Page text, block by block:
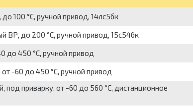
100 °С, ручной привод, 14лс5бк
ВР, до 200 °С, ручной привод, 15с54бк
до 450 °С, ручной привод
-60 до 450 °С, ручной привод
приварку, от -60 до 560 °С, дистанционное